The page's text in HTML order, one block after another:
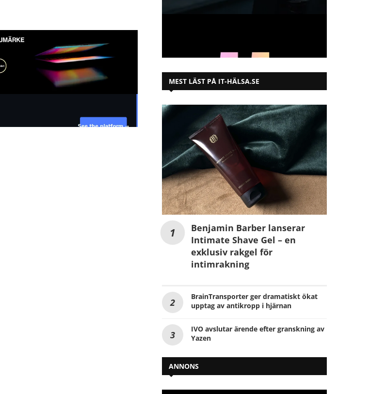
MEST LÄST PÅ IT-HÄLSA.SE
Benjamin Barber lanserar
Intimate Shave Gel – en
exklusiv rakgel för
intimrakning
BrainTransporter ger dramatiskt ökat
upptag av antikropp i hjärnan
IVO avslutar ärende efter granskning av
Yazen
ANNONS